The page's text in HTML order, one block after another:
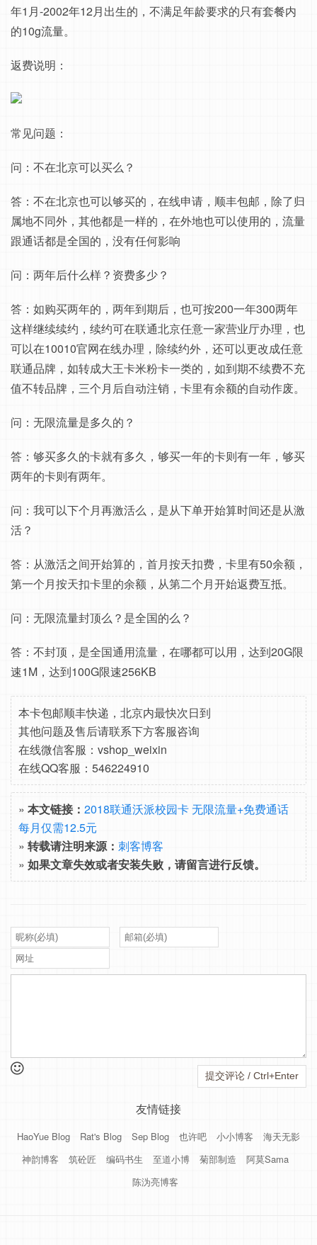
年1月-2002年12月出生的，不满足年龄要求的只有套餐内
的10g流量。
返费说明：
常见问题：
问：不在北京可以买么？
答：不在北京也可以够买的，在线申请，顺丰包邮，除了归
属地不同外，其他都是一样的，在外地也可以使用的，流量
跟通话都是全国的，没有任何影响
问：两年后什么样？资费多少？
答：如购买两年的，两年到期后，也可按200一年300两年
这样继续续约，续约可在联通北京任意一家营业厅办理，也
可以在10010官网在线办理，除续约外，还可以更改成任意
联通品牌，如转成大王卡米粉卡一类的，如到期不续费不充
值不转品牌，三个月后自动注销，卡里有余额的自动作废。
问：无限流量是多久的？
答：够买多久的卡就有多久，够买一年的卡则有一年，够买
两年的卡则有两年。
问：我可以下个月再激活么，是从下单开始算时间还是从激
活？
答：从激活之间开始算的，首月按天扣费，卡里有50余额，
第一个月按天扣卡里的余额，从第二个月开始返费互抵。
问：无限流量封顶么？是全国的么？
答：不封顶，是全国通用流量，在哪都可以用，达到20G限
速1M，达到100G限速256KB
本卡包邮顺丰快递，北京内最快次日到
其他问题及售后请联系下方客服咨询
在线微信客服：vshop_weixin
在线QQ客服：546224910
» 本文链接： 2018联通沃派校园卡 无限流量+免费通话
每月仅需12.5元
» 转载请注明来源： 刺客博客
» 如果文章失效或者安装失败，请留言进行反馈。
友情链接
HaoYue Blog Rat's Blog Sep Blog 也许吧 小小博客
海天无影
神韵博客
筑砼匠 编码书生 至道小博 菊部制造
阿莫Sama
陈沩亮博客